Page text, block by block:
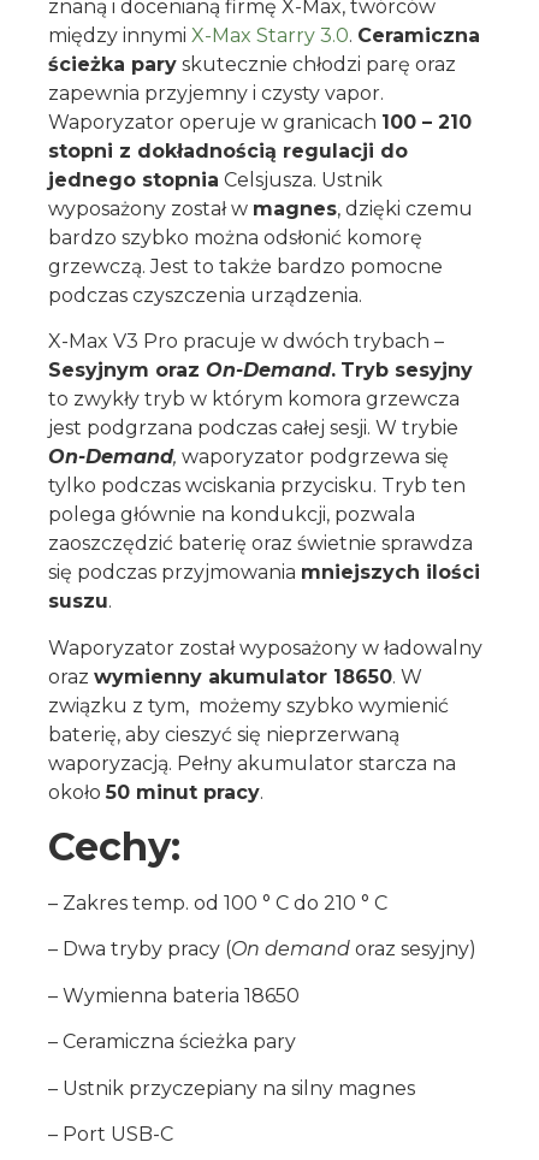
znaną i docenianą firmę X-Max, twórców
między innymi X-Max Starry 3.0. Ceramiczna
ścieżka pary skutecznie chłodzi parę oraz
zapewnia przyjemny i czysty vapor.
Waporyzator operuje w granicach 100 – 210
stopni z dokładnością regulacji do
jednego stopnia Celsjusza. Ustnik
wyposażony został w magnes, dzięki czemu
bardzo szybko można odsłonić komorę
grzewczą. Jest to także bardzo pomocne
podczas czyszczenia urządzenia.
X-Max V3 Pro pracuje w dwóch trybach –
Sesyjnym oraz On-Demand. Tryb sesyjny
to zwykły tryb w którym komora grzewcza
jest podgrzana podczas całej sesji. W trybie
On-Demand, waporyzator podgrzewa się
tylko podczas wciskania przycisku. Tryb ten
polega głównie na kondukcji, pozwala
zaoszczędzić baterię oraz świetnie sprawdza
się podczas przyjmowania mniejszych ilości
suszu.
Waporyzator został wyposażony w ładowalny
oraz wymienny akumulator 18650. W
związku z tym, możemy szybko wymienić
baterię, aby cieszyć się nieprzerwaną
waporyzacją. Pełny akumulator starcza na
około50 minut pracy.
Cechy:
– Zakres temp. od 100 ° C do 210 ° C
– Dwa tryby pracy (On demand oraz sesyjny)
– Wymienna bateria 18650
– Ceramiczna ścieżka pary
– Ustnik przyczepiany na silny magnes
– Port USB-C